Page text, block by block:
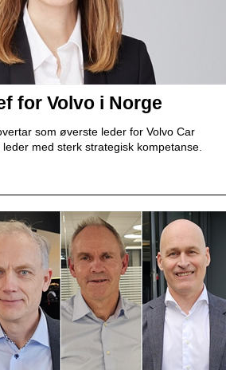
for Volvo i Norge
som øverste leder for Volvo Car
med sterk strategisk kompetanse.